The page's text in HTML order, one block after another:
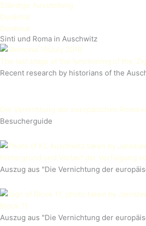
Ständige Ausstellung
Denkmal
Denkmal
Sinti und Roma in Auschwitz
The last stage of the functioning of the
Recent research by historians of the
Die Vernichtung der europäischen Roma
Besucherguide
Hintergrund und Verlauf der Verfolgung
Auszug aus "Die Vernichtung der
Block 11
Auszug aus "Die Vernichtung der